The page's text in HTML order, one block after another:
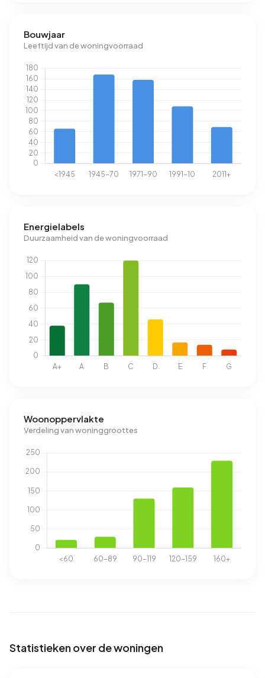
Bouwjaar
Leeftijd van de woningvoorraad
Energielabels
Duurzaamheid van de woningvoorraad
Woonoppervlakte
Verdeling van woninggroottes
Statistieken over de woningen